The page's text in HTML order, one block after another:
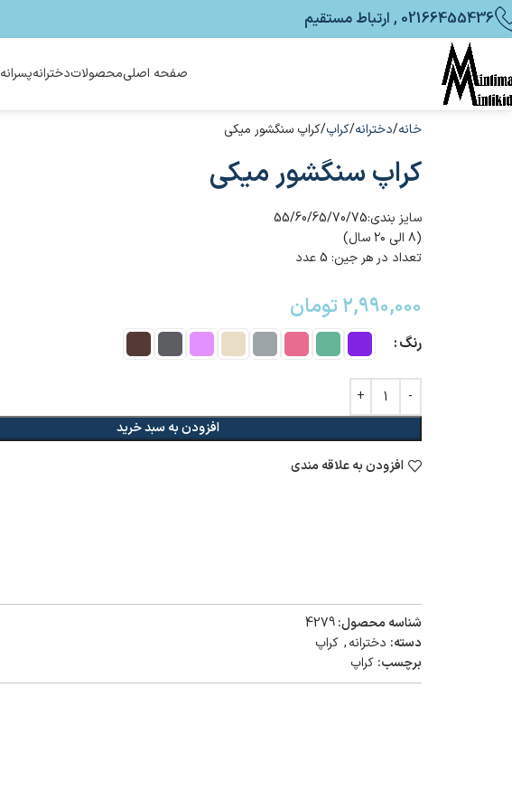
02166455436 , ارتباط مستقیم
صفحه اصلیمحصولاتدخترانهپسرانه
خانه دخترانه کراپ کراپ سنگشور میکی
کراپ سنگشور میکی
سایز بندی:55/60/65/70/75
(۸ الی ۲۰ سال)
تعداد در هر جین: 5 عدد
۲,۹۹۰,۰۰۰تومان
رنگ
افزودن به سبد خرید
افزودن به علاقه مندی
شناسه محصول:4279
دسته: دخترانه, کراپ
برچسب: کراپ